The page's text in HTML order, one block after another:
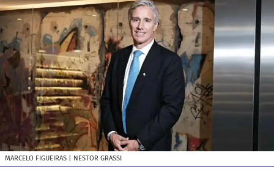
MARCELO FIGUEIRAS | NESTOR GRASSI